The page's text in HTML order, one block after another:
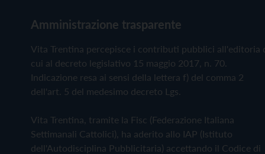
Amministrazione trasparente
Vita Trentina percepisce i contributi pubblici all'editoria
cui al decreto legislativo 15 maggio 2017, n. 70.
Indicazione resa ai sensi della lettera f) del comma 2
dell'art. 5 del medesimo decreto Lgs.
Vita Trentina, tramite la Fisc (Federazione Italiana
Settimanali Cattolici), ha aderito allo IAP (Istituto
dell'Autodisciplina Pubblicitaria) accettando il Codice di